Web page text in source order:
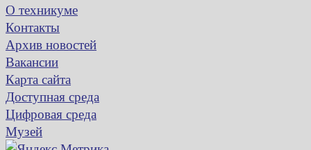
О техникуме
Контакты
Архив новостей
Вакансии
Карта сайта
Доступная среда
Цифровая среда
Музей